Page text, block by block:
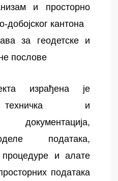
и просторно
добојског кантона
за геодетске и
послове
израђена је
и
документација,
података,
процедуре и алате
података